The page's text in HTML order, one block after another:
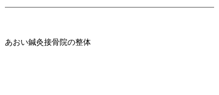
あおい鍼灸接骨院の整体